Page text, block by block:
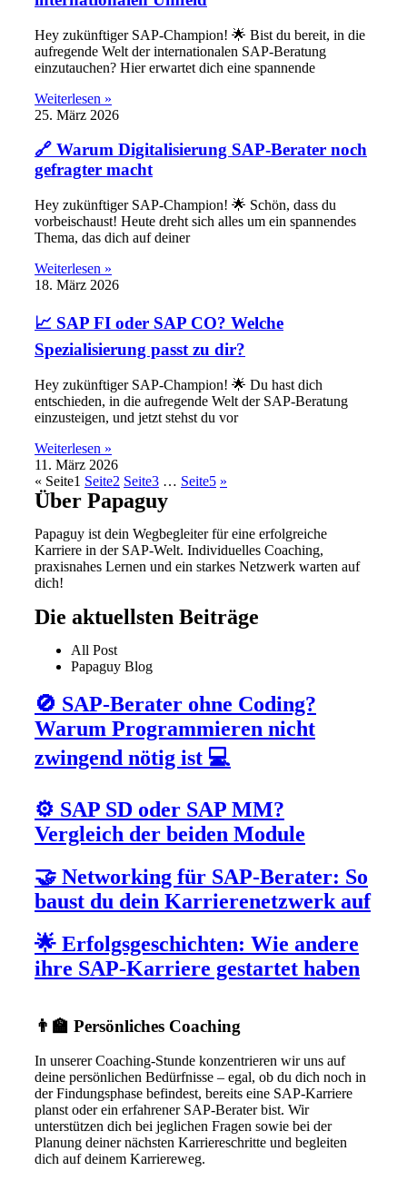
Hey zukünftiger SAP-Champion! 🌟 Bist du bereit, in die
aufregende Welt der internationalen SAP-Beratung
einzutauchen? Hier erwartet dich eine spannende
Weiterlesen »
25. März 2026
🔗 Warum Digitalisierung SAP-Berater noch
gefragter macht
Hey zukünftiger SAP-Champion! 🌟 Schön, dass du
vorbeischaust! Heute dreht sich alles um ein spannendes
Thema, das dich auf deiner
Weiterlesen »
18. März 2026
📈 SAP FI oder SAP CO? Welche
Spezialisierung passt zu dir?
Hey zukünftiger SAP-Champion! 🌟 Du hast dich
entschieden, in die aufregende Welt der SAP-Beratung
einzusteigen, und jetzt stehst du vor
Weiterlesen »
11. März 2026
« Seite1 Seite2 Seite3 … Seite5 »
Über Papaguy
Papaguy ist dein Wegbegleiter für eine erfolgreiche
Karriere in der SAP-Welt. Individuelles Coaching,
praxisnahes Lernen und ein starkes Netzwerk warten auf
dich!
Die aktuellsten Beiträge
All Post
Papaguy Blog
🚫 SAP-Berater ohne Coding?
Warum Programmieren nicht
zwingend nötig ist 💻
⚙️ SAP SD oder SAP MM?
Vergleich der beiden Module
🤝 Networking für SAP-Berater: So
baust du dein Karrierenetzwerk auf
🌟 Erfolgsgeschichten: Wie andere
ihre SAP-Karriere gestartet haben
👨‍🏫 Persönliches Coaching
In unserer Coaching-Stunde konzentrieren wir uns auf
deine persönlichen Bedürfnisse – egal, ob du dich noch in
der Findungsphase befindest, bereits eine SAP-Karriere
planst oder ein erfahrener SAP-Berater bist. Wir
unterstützen dich bei jeglichen Fragen sowie bei der
Planung deiner nächsten Karriereschritte und begleiten
dich auf deinem Karriereweg.